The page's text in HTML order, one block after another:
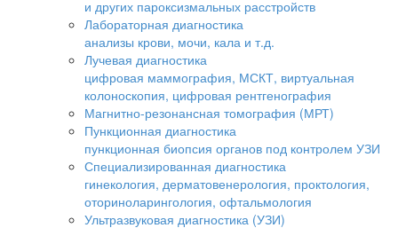
и других пароксизмальных расстройств
Лабораторная диагностика
анализы крови, мочи, кала и т.д.
Лучевая диагностика
цифровая маммография, МСКТ, виртуальная
колоноскопия, цифровая рентгенография
Магнитно-резонансная томография (МРТ)
Пункционная диагностика
пункционная биопсия органов под контролем УЗИ
Специализированная диагностика
гинекология, дерматовенерология, проктология,
оториноларингология, офтальмология
Ультразвуковая диагностика (УЗИ)